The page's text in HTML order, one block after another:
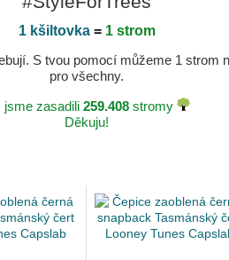
1 kšiltovka= 1 strom
S tvou pomocí můžeme 1 strom
pro všechny.
jsme zasadili 259.408stromy
Děkuju!